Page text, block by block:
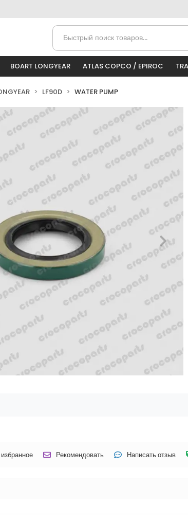
BOART LONGYEAR ATLAS COPCO / EPIROC
LF90D WATER PUMP
Рекомендовать Написать отзыв